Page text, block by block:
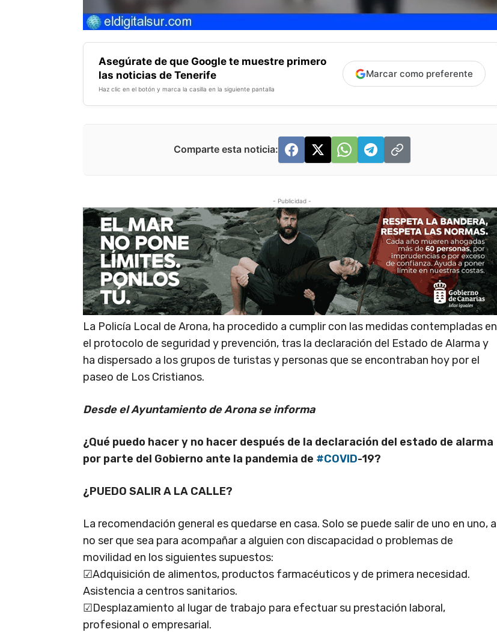
Asegúrate de que Google te muestre primero
las noticias de Tenerife
Haz clic en el botón y marca la casilla en la siguiente pantalla
Marcar como preferente
Comparte esta noticia:
- Publicidad -
La Policía Local de Arona, ha procedido a cumplir con las medidas contempladas en
el protocolo de seguridad y prevención, tras la declaración del Estado de Alarma y
ha dispersado a los grupos de turistas y personas que se encontraban hoy por el
paseo de Los Cristianos.
Desde el Ayuntamiento de Arona se informa
¿Qué puedo hacer y no hacer después de la declaración del estado de alarma
por parte del Gobierno ante la pandemia de #COVID-19?
¿PUEDO SALIR A LA CALLE?
La recomendación general es quedarse en casa. Solo se puede salir de uno en uno, a
no ser que sea para acompañar a alguien con discapacidad o problemas de
movilidad en los siguientes supuestos:
☑Adquisición de alimentos, productos farmacéuticos y de primera necesidad.
Asistencia a centros sanitarios.
☑Desplazamiento al lugar de trabajo para efectuar su prestación laboral,
profesional o empresarial.